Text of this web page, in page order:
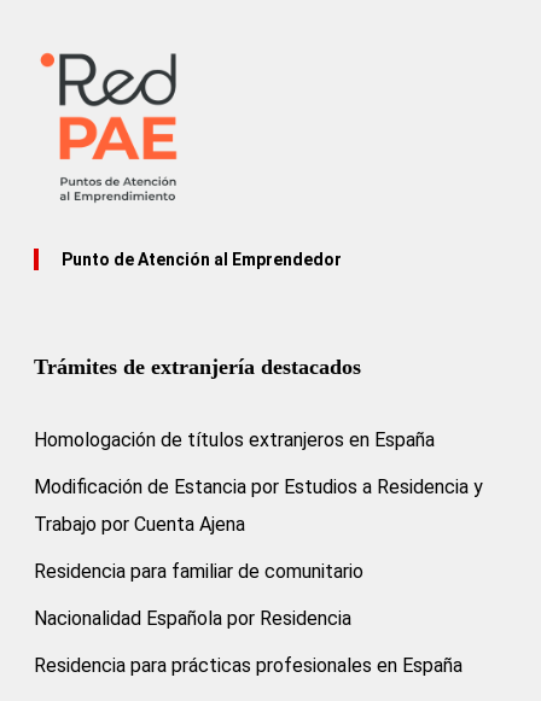
Punto de Atención al Emprendedor
Trámites de extranjería destacados
Homologación de títulos extranjeros en España
Modificación de Estancia por Estudios a Residencia y
Trabajo por Cuenta Ajena
Residencia para familiar de comunitario
Nacionalidad Española por Residencia
Residencia para prácticas profesionales en España